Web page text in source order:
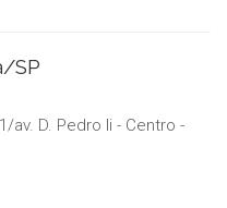
SP
av. D. Pedro Ii - Centro -